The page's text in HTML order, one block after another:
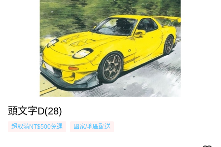
頭文字D(28)
超取滿NT$500免運 國家/地區配送